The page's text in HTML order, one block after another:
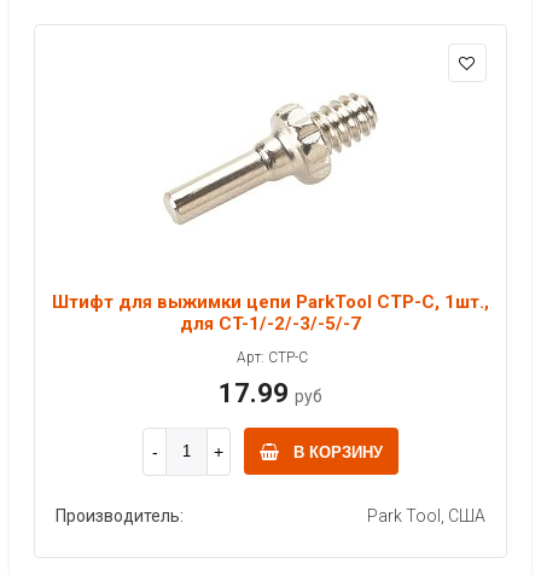
Штифт для выжимки цепи ParkTool CTP-C, 1шт.,
для CT-1/-2/-3/-5/-7
Арт: CTP-C
17.99 руб
В КОРЗИНУ
Производитель: Park Tool, США